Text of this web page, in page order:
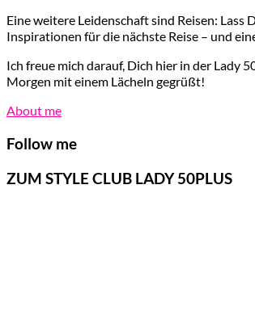
Eine weitere Leidenschaft sind Reisen:
Inspirationen für die nächste Reise – und
Ich freue mich darauf, Dich hier in der Lady
Morgen mit einem Lächeln gegrüßt!
About me
Follow me
ZUM STYLE CLUB LADY 50PLUS